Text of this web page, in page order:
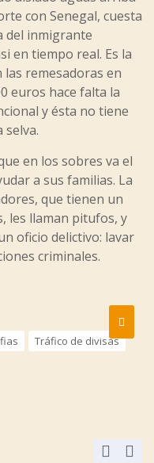
con Senegal, cuesta
del inmigrante
en tiempo real. Es la
remesadoras en
euros hace falta la
y ésta no tiene
selva.
en los sobres va el
a sus familias. La
que tienen un
les llaman pitufos, y
oficio delictivo: lavar
criminales.
Tráfico de divisas